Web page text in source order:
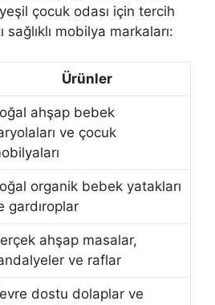
çocuk odası için tercih
mobilya markaları:
Ürünler
ahşap bebek
ve çocuk
organik bebek yatakları
gardıroplar
ahşap masalar,
ve raflar
dostu dolaplar ve